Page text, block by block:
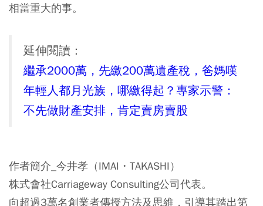
相當重大的事。
延伸閱讀：
繼承2000萬，先繳200萬遺產稅，爸媽嘆
年輕人都月光族，哪繳得起？專家示警：
不先做財產安排，肯定賣房賣股
作者簡介_今井孝（IMAI・TAKASHI）
株式會社Carriageway Consulting公司代表。
向超過3萬名創業者傳授方法及思維，引導其踏出第